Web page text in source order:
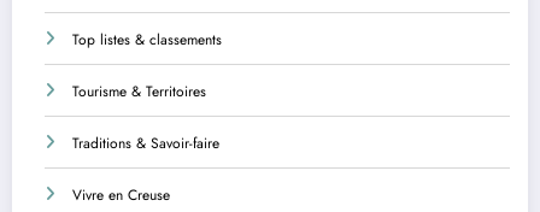
Top listes & classements
Tourisme & Territoires
Traditions & Savoir-faire
Vivre en Creuse